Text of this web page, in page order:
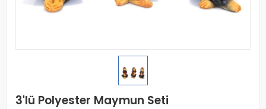
3'lü Polyester Maymun Seti